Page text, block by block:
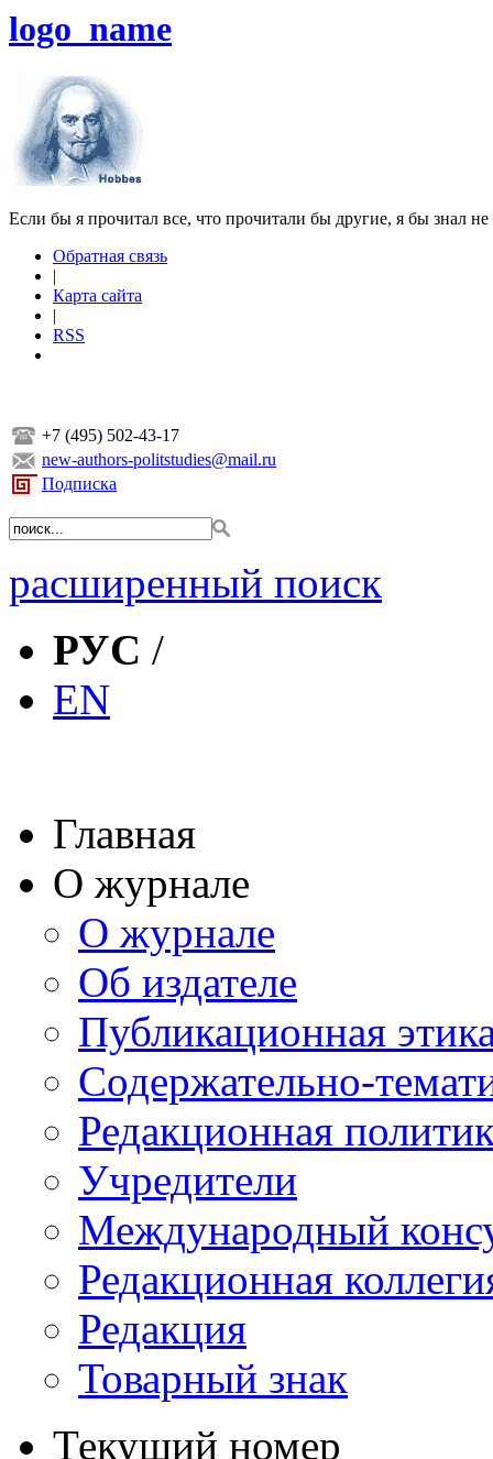
logo_name
Если бы я прочитал все, что прочитали бы другие, я бы знал
Обратная связь
|
Карта сайта
|
RSS
+7 (495) 502-43-17
new-authors-politstudies@mail.ru
Подписка
расширенный поиск
РУС /
EN
Главная
О журнале
О журнале
Об издателе
Публикационная
Содержательно-
Редакционная
Учредители
Международный
Редакционная
Редакция
Товарный знак
Текущий номер